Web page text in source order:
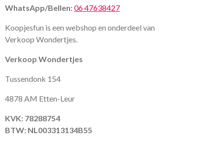
WhatsApp/Bellen:06 47638427
Koopjesfun is een webshop en onderdeel van
Verkoop Wondertjes.
Verkoop Wondertjes
Tussendonk 154
4878 AM Etten-Leur
KVK: 78288754
BTW: NL003313134B55